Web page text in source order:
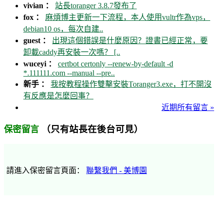
vivian ： 站長toranger 3.8.7發布了
fox ： 麻煩博主更新一下流程，本人使用vultr作為vps，
debian10 os，每次自建..
guest ： 出現這個錯誤是什麼原因？證書已經正常，要
卸載caddy再安裝一次嗎？ [..
wuceyi ： certbot certonly --renew-by-default -d
*.111111.com --manual --pre..
新手 ： 我按教程操作雙擊安裝Toranger3.exe，打不開沒
有反應是怎麼回事？
近期所有留言 »
保密留言 （只有站長在後台可見）
請進入保密留言頁面： 聯繫我們 - 美博園